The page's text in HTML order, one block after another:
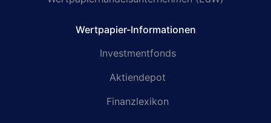
Wertpapier-Informationen
Investmentfonds
Aktiendepot
Finanzlexikon